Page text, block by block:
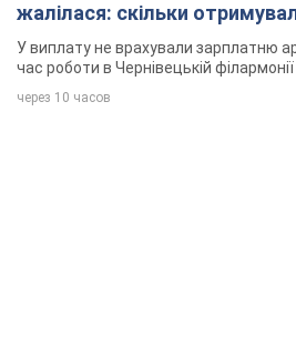
жалілася: скільки
співачка
У виплату не врахували зарплатню
час роботи в Чернівецькій філармонії
через 10 часов